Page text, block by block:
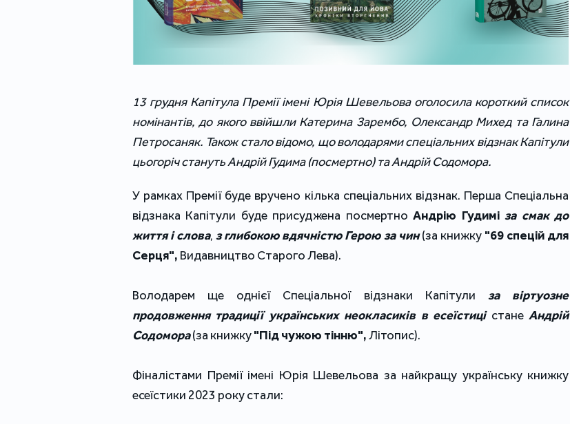
13 грудня Капітула Премії імені Юрія Шевельова оголосила короткий список
номінантів, до якого ввійшли Катерина Зарембо, Олександр Михед та Галина
Петросаняк. Також стало відомо, що володарями спеціальних відзнак Капітули
цьогоріч стануть Андрій Гудима (посмертно) та Андрій Содомора.
У рамках Премії буде вручено кілька спеціальних відзнак. Перша Спеціальна
відзнака Капітули буде присуджена посмертно Андрію Гудимі за смак до
життя і слова, з глибокою вдячністю Герою за чин (за книжку "69 спецій для
Серця", Видавництво Старого Лева).
Володарем ще однієї Спеціальної відзнаки Капітули за віртуозне
продовження традиції українських неокласиків в есеїстиці стане Андрій
Содомора (за книжку "Під чужою тінню", Літопис).
Фіналістами Премії імені Юрія Шевельова за найкращу українську книжку
есеїстики 2023 року стали: